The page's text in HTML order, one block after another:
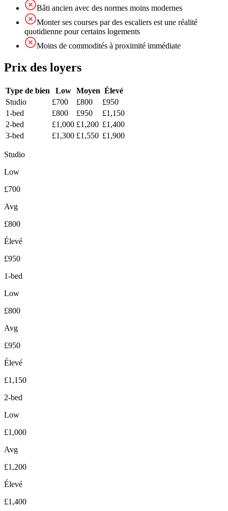
Bâti ancien avec des normes moins modernes
Monter ses courses par des escaliers est une réalité
quotidienne pour certains logements
Moins de commodités à proximité immédiate
Prix des loyers
Type de bien Low Moyen Élevé
Studio
£700 £800
£950
1-bed
£800 £950
£1,150
2-bed
£1,000 £1,200 £1,400
3-bed
£1,300 £1,550 £1,900
Studio
Low
£700
Avg
£800
Élevé
£950
1-bed
Low
£800
Avg
£950
Élevé
£1,150
2-bed
Low
£1,000
Avg
£1,200
Élevé
£1,400